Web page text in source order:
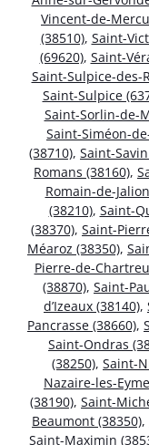
Vincent-de-
(38510), Saint-
(69620), Saint-
Saint-Sulpice-des-
Saint-Sulpice
Saint-Sorlin-de-
Saint-Siméon-
(38710), Saint-
Romans (38160),
Romain-de-
(38210), Saint-
(38370), Saint-
Méaroz (38350),
Pierre-de-
(38870), Saint-
d’Izeaux (38140),
Pancrasse (38660),
Saint-Ondras
(38250), Saint-
Nazaire-les-
(38190), Saint-
Beaumont (38350),
Saint-Maximin